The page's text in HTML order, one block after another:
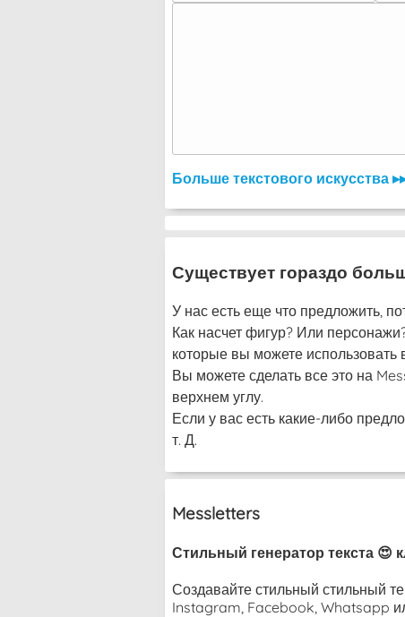
Больше текстового искусства
Существует гораздо
У нас есть еще что предложить,
Как насчет фигур? Или
которые вы можете использовать
Вы можете сделать все это на
верхнем углу.
Если у вас есть какие-либо
т. Д.
Messletters
Стильный генератор текста 😍
Создавайте стильный стильный
Instagram, Facebook, Whatsapp